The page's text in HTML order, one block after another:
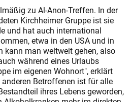
zu Al-Anon-Treffen. In der
Kirchheimer Gruppe ist sie
und hat auch international
etwa in den USA und in
kann man weltweit gehen, also
während eines Urlaubs
im eigenen Wohnort", erklärt
Betroffenen ist für alle
ihres Lebens geworden,